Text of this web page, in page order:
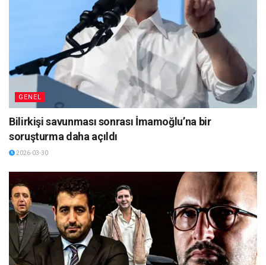
GENEL
Bilirkişi savunması sonrası İmamoğlu’na bir
soruşturma daha açıldı
2026-03-30